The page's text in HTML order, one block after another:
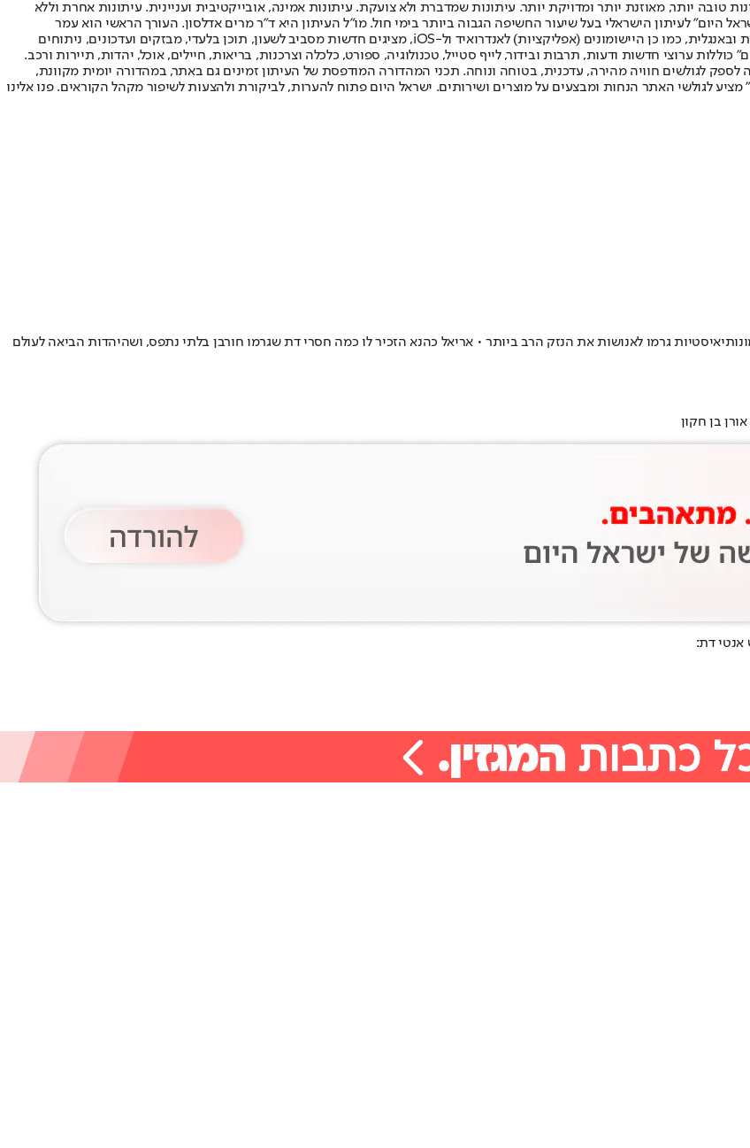
טובה יותר, מאוזנת יותר ומדויקת יותר. עיתונות שמדברת ולא צועקת. עיתונות אמינה, אובייקטיבית ועניינית. עיתונות אחרת וללא
המודפסת הראשונה פורסמה ב-30 ביולי 2007, וב-2010 הפך "ישראל היום" לעיתון הישראלי בעל שיעור החשיפה הגבוה ביותר בימי חול. מו"ל העיתון היא ד"ר מרים אדלסון. העורך הראשי הוא עמר
לחמנוביץ, והעורך המייסד הוא עמוס רגב. אתרי האינטרנט של "ישראל היום" בעברית ובאנגלית, כמו כן היישומונים (אפליקציות) לאנדרואיד ול-iOS, מציגים חדשות מסביב לשעון, תוכן בלעדי, מבזקים ועדכונים, ניתוחים
ערוצי חדשות ודעות, תרבות ובידור, לייף סטייל, טכנולוגיה, ספורט, כלכלה וצרכנות, בריאות, חיילים, אוכל, יהדות, תיירות ורכב.
לספק לגולשים חוויה מהירה, עדכנית, בטוחה ונוחה. תכני המהדורה המודפסת של העיתון זמינים גם באתר, במהדורה יומית מקוונת,
לגולשי האתר הנחות ומבצעים על מוצרים ושירותים. ישראל היום פתוח להערות, לביקורת ולהצעות לשיפור מקהל הקוראים. פנו אלינו
גרמו לאנושות את הנזק הרב ביותר • אריאל כהנא הזכיר לו כמה חסרי דת שגרמו חורבן בלתי נתפס, ושהיהדות הביאה לעולם
בן חקון